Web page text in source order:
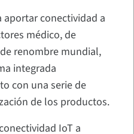
conectividad a
médico, de
renombre mundial,
integrada
con una serie de
de los productos.
IoT a